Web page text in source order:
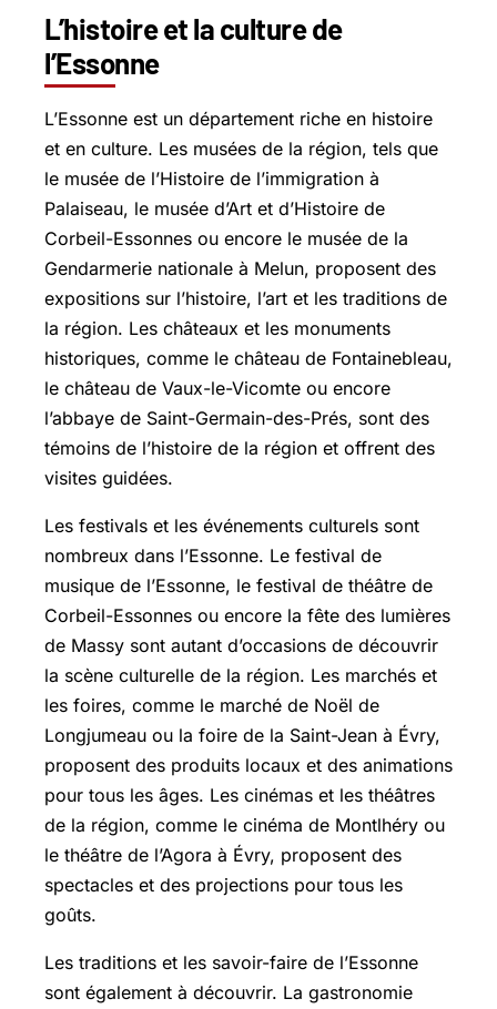
L’histoire et la culture de
l’Essonne
L’Essonne est un département riche en histoire
et en culture. Les musées de la région, tels que
le musée de l’Histoire de l’immigration à
Palaiseau, le musée d’Art et d’Histoire de
Corbeil-Essonnes ou encore le musée de la
Gendarmerie nationale à Melun, proposent des
expositions sur l’histoire, l’art et les traditions de
la région. Les châteaux et les monuments
historiques, comme le château de Fontainebleau,
le château de Vaux-le-Vicomte ou encore
l’abbaye de Saint-Germain-des-Prés, sont des
témoins de l’histoire de la région et offrent des
visites guidées.
Les festivals et les événements culturels sont
nombreux dans l’Essonne. Le festival de
musique de l’Essonne, le festival de théâtre de
Corbeil-Essonnes ou encore la fête des lumières
de Massy sont autant d’occasions de découvrir
la scène culturelle de la région. Les marchés et
les foires, comme le marché de Noël de
Longjumeau ou la foire de la Saint-Jean à Évry,
proposent des produits locaux et des animations
pour tous les âges. Les cinémas et les théâtres
de la région, comme le cinéma de Montlhéry ou
le théâtre de l’Agora à Évry, proposent des
spectacles et des projections pour tous les
goûts.
Les traditions et les savoir-faire de l’Essonne
sont également à découvrir. La gastronomie